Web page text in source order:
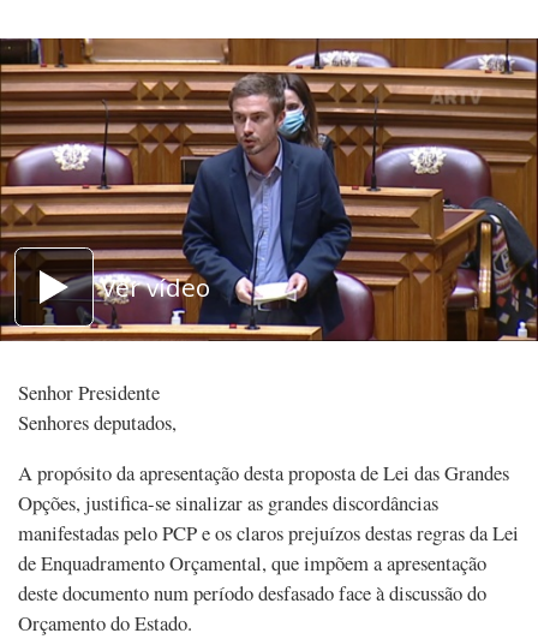
Ver vídeo
Senhor Presidente
Senhores deputados,
A propósito da apresentação desta proposta de Lei das Grandes
Opções, justifica-se sinalizar as grandes discordâncias
manifestadas pelo PCP e os claros prejuízos destas regras da Lei
de Enquadramento Orçamental, que impõem a apresentação
deste documento num período desfasado face à discussão do
Orçamento do Estado.